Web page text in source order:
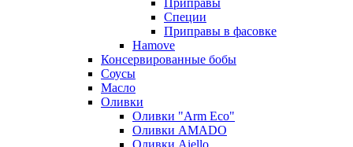
Приправы
Специи
Приправы в фасовке
Hamove
Консервированные бобы
Соусы
Масло
Оливки
Оливки "Arm Eco"
Оливки AMADO
Оливки Aiello